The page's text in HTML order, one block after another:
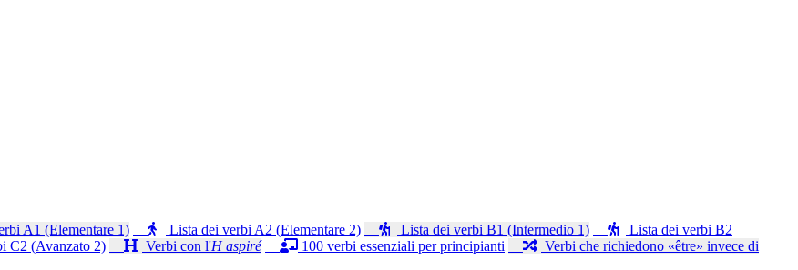
A1 (Elementare 1) Lista dei verbi A2 (Elementare 2) Lista dei verbi B1 (Intermedio 1)
Lista dei verbi B2
C2 (Avanzato 2) Verbi con l'H aspiré 100 verbi essenziali per principianti
Verbi che richiedono «être» invece di